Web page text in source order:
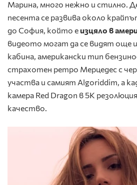
Марина, много нежно и стилно.
песента се развива около
до София, който еизцяло в
видеото могат да се видят още
кабина, американски тип
страхотен ретро Мерцедес с
участва и самият Algoriddim, а
камера Red Dragon в 5К
качество.